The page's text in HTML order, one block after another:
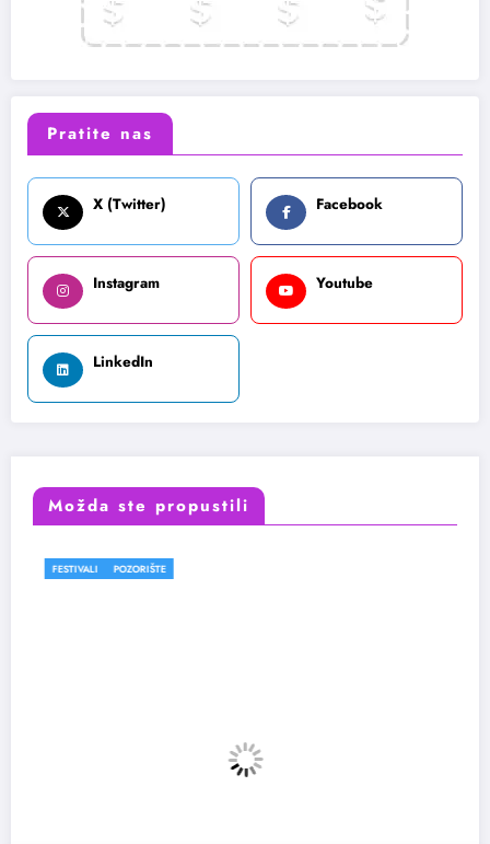
Pratite nas
X (Twitter) Facebook
Instagram Youtube
LinkedIn
Možda ste propustili